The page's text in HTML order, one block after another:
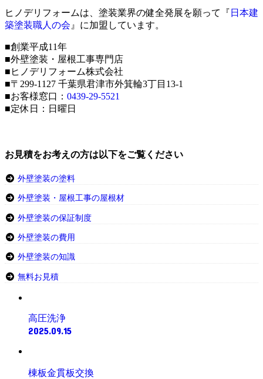
ヒノデリフォームは、塗装業界の健全発展を願って『 日本建
築塗装職人の会 』に加盟しています。
■創業平成11年
■外壁塗装・屋根工事専門店
■ヒノデリフォーム株式会社
■〒299-1127 千葉県君津市外箕輪3丁目13-1
■お客様窓口： 0439-29-5521
■定休日：日曜日
お見積をお考えの方は以下をご覧ください
外壁塗装の塗料
外壁塗装・屋根工事の屋根材
外壁塗装の保証制度
外壁塗装の費用
外壁塗装の知識
無料お見積
高圧洗浄
2025.09.15
棟板金貫板交換